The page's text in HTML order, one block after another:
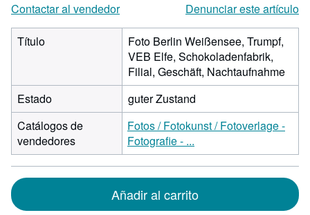
Contactar al vendedor
Denunciar este artículo
Título
Foto Berlin Weißensee, Trumpf,
VEB Elfe, Schokoladenfabrik,
Filial, Geschäft, Nachtaufnahme
Estado
guter Zustand
Catálogos de
vendedores
Fotos / Fotokunst / Fotoverlage -
Fotografie - ...
Añadir al carrito